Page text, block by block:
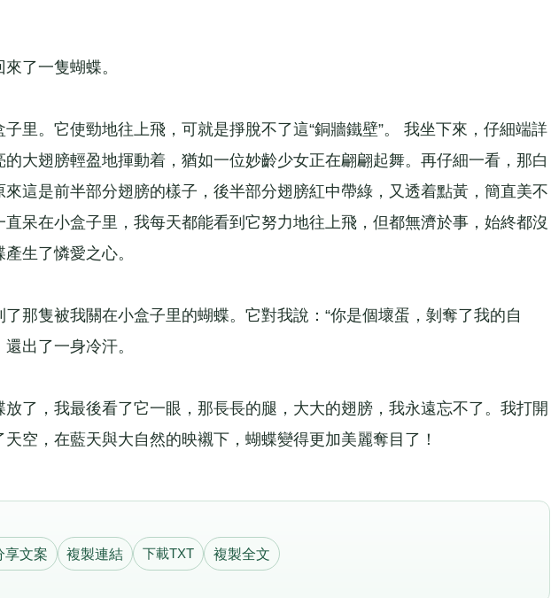
了一隻蝴蝶。
。它使勁地往上飛，可就是掙脫不了這“銅牆鐵壁”。 我坐下來，仔細端詳
大翅膀輕盈地揮動着，猶如一位妙齡少女正在翩翩起舞。再仔細一看，那白
這是前半部分翅膀的樣子，後半部分翅膀紅中帶綠，又透着點黃，簡直美不
呆在小盒子里，我每天都能看到它努力地往上飛，但都無濟於事，始終都沒
生了憐愛之心。
隻被我關在小盒子里的蝴蝶。它對我說：“你是個壞蛋，剝奪了我的自
出了一身冷汗。
，我最後看了它一眼，那長長的腿，大大的翅膀，我永遠忘不了。我打開
空，在藍天與大自然的映襯下，蝴蝶變得更加美麗奪目了！
享文案 複製連結 下載TXT 複製全文